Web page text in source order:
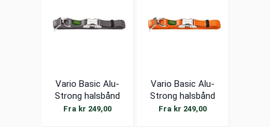
Vario Basic Alu-
Strong halsbånd
grå
Fra kr 249,00
Vario Basic Alu-
Strong halsbånd
orang...
Fra kr 249,00